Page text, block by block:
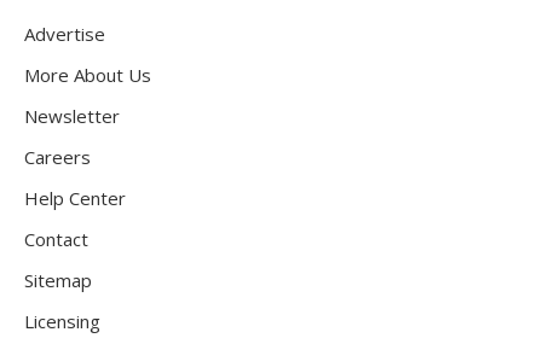
Advertise
More About Us
Newsletter
Careers
Help Center
Contact
Sitemap
Licensing